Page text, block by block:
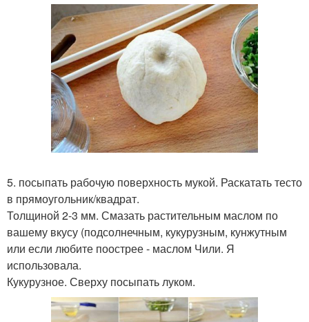
5. посыпать рабочую поверхность мукой. Раскатать тесто
в прямоугольник/квадрат.
Толщиной 2-3 мм. Смазать растительным маслом по
вашему вкусу (подсолнечным, кукурузным, кунжутным
или если любите поострее - маслом Чили. Я
использовала.
Кукурузное. Сверху посыпать луком.